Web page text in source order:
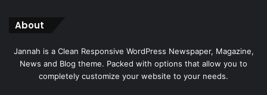
About
Jannah is a Clean Responsive WordPress Newspaper, Magazine,
News and Blog theme. Packed with options that allow you to
completely customize your website to your needs.